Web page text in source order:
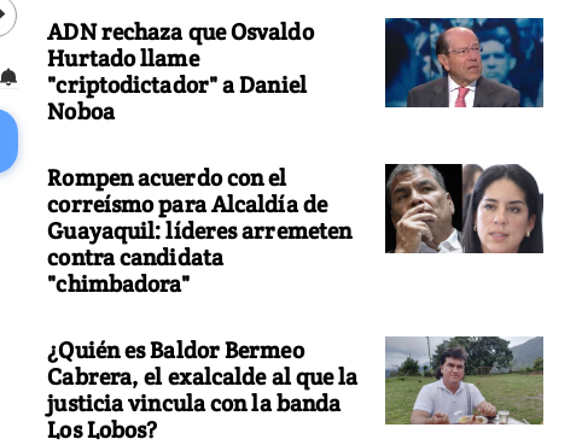
ADN rechaza que Osvaldo
Hurtado llame
"criptodictador" a Daniel
Noboa
Rompen acuerdo con el
correísmo para Alcaldía de
Guayaquil: líderes arremeten
contra candidata
"chimbadora"
¿Quién es Baldor Bermeo
Cabrera, el exalcalde al que la
justicia vincula con la banda
Los Lobos?